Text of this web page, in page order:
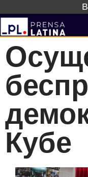
Кубе